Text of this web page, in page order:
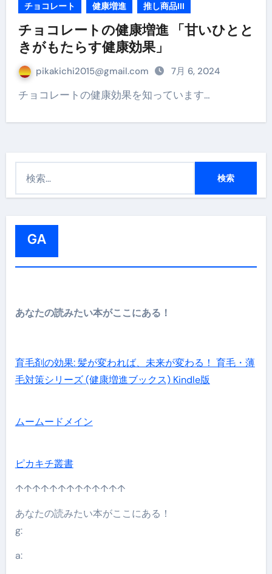
チョコレート 健康増進 推し商品III
チョコレートの健康増進 「甘いひとと
きがもたらす健康効果」
pikakichi2015@gmail.com 7月 6, 2024
チョコレートの健康効果を知っています…
GA
あなたの読みたい本がここにある！
育毛剤の効果: 髪が変われば、未来が変わる！ 育毛・薄
毛対策シリーズ (健康増進ブックス) Kindle版
ムームードメイン
ピカキチ叢書
↑↑↑↑↑↑↑↑↑↑↑↑↑
あなたの読みたい本がここにある！
g:
a: